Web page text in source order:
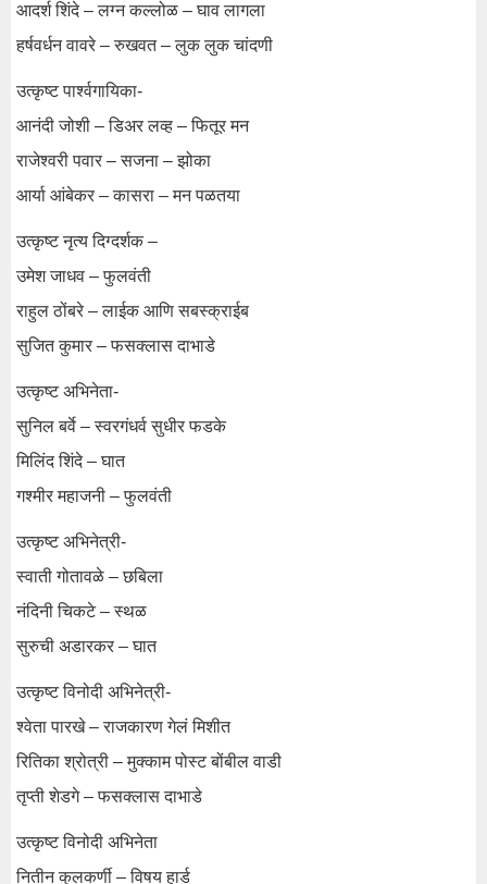
आदर्श शिंदे – लग्न कल्लोळ – घाव लागला
हर्षवर्धन वावरे – रुखवत – लुक लुक चांदणी
उत्कृष्ट पार्श्वगायिका-
आनंदी जोशी – डिअर लव्ह – फितूर मन
राजेश्वरी पवार – सजना – झोका
आर्या आंबेकर – कासरा – मन पळतया
उत्कृष्ट नृत्य दिग्दर्शक –
उमेश जाधव – फुलवंती
राहुल ठोंबरे – लाईक आणि सबस्क्राईब
सुजित कुमार – फसक्लास दाभाडे
उत्कृष्ट अभिनेता-
सुनिल बर्वे – स्वरगंधर्व सुधीर फडके
मिलिंद शिंदे – घात
गश्मीर महाजनी – फुलवंती
उत्कृष्ट अभिनेत्री-
स्वाती गोतावळे – छबिला
नंदिनी चिकटे – स्थळ
सुरुची अडारकर – घात
उत्कृष्ट विनोदी अभिनेत्री-
श्वेता पारखे – राजकारण गेलं मिशीत
रितिका श्रोत्री – मुक्काम पोस्ट बोंबील वाडी
तृप्ती शेडगे – फसक्लास दाभाडे
उत्कृष्ट विनोदी अभिनेता
नितीन कुलकर्णी – विषय हार्ड